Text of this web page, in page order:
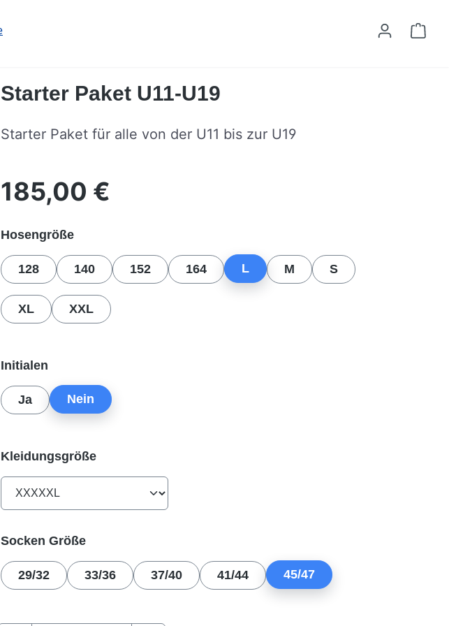
Starter Paket U11-U19
Starter Paket für alle von der U11 bis zur U19
Regulärer Preis:
185,00 €
Hosengrößeauswählen
128 140 152 164 L M S
XL XXL
Initialen
Ja Nein
Kleidungsgrößeauswählen
Socken Größeauswählen
29/32 33/36 37/40 41/44 45/47